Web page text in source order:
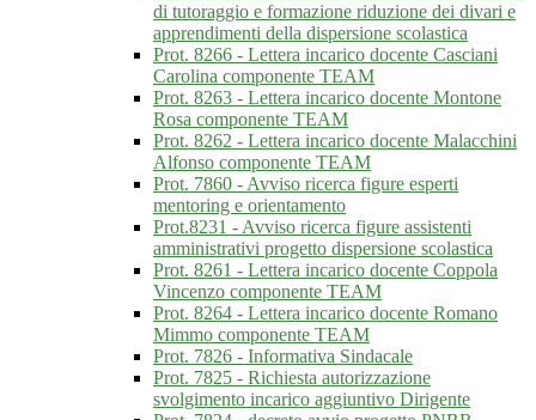
di tutoraggio e formazione riduzione dei divari e
apprendimenti della dispersione scolastica
Prot. 8266 - Lettera incarico docente Casciani
Carolina componente TEAM
Prot. 8263 - Lettera incarico docente Montone
Rosa componente TEAM
Prot. 8262 - Lettera incarico docente Malacchini
Alfonso componente TEAM
Prot. 7860 - Avviso ricerca figure esperti
mentoring e orientamento
Prot.8231 - Avviso ricerca figure assistenti
amministrativi progetto dispersione scolastica
Prot. 8261 - Lettera incarico docente Coppola
Vincenzo componente TEAM
Prot. 8264 - Lettera incarico docente Romano
Mimmo componente TEAM
Prot. 7826 - Informativa Sindacale
Prot. 7825 - Richiesta autorizzazione
svolgimento incarico aggiuntivo Dirigente